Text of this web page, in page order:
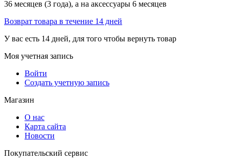
36 месяцев (3 года), а на аксессуары 6 месяцев
Возврат товара в течение 14 дней
У вас есть 14 дней, для того чтобы вернуть товар
Моя учетная запись
Войти
Создать учетную запись
Магазин
О нас
Карта сайта
Новости
Покупательский сервис